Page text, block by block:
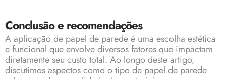
Conclusão e recomendações
A aplicação de papel de parede é uma escolha estética
e funcional que envolve diversos fatores que impactam
diretamente seu custo total. Ao longo deste artigo,
discutimos aspectos como o tipo de papel de parede